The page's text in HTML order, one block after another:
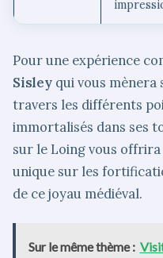
Pour une expérience
Sisley qui vous mènera
travers les différents
immortalisés dans ses
sur le Loing vous
unique sur les
de ce joyau médiéval.
Sur le même thème :